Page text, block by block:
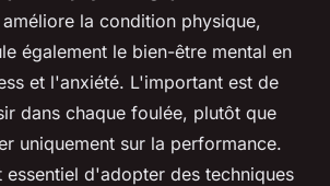
la condition physique,
également le bien-être mental en
et l'anxiété. L'important est de
dans chaque foulée, plutôt que
uniquement sur la performance.
essentiel d'adopter des techniques